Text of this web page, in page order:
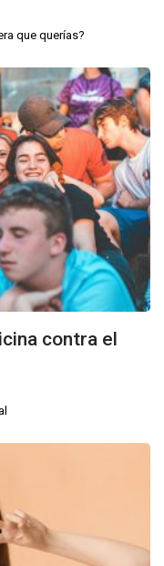
que querías?
contra el